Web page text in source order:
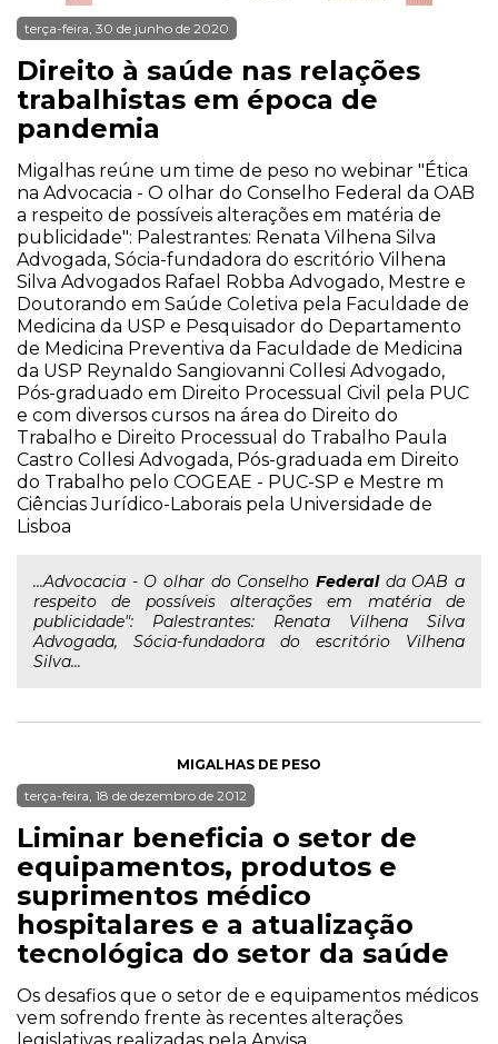
terça-feira, 30 de junho de 2020
Direito à saúde nas relações
trabalhistas em época de
pandemia
Migalhas reúne um time de peso no webinar "Ética
na Advocacia - O olhar do Conselho Federal da OAB
a respeito de possíveis alterações em matéria de
publicidade": Palestrantes: Renata Vilhena Silva
Advogada, Sócia-fundadora do escritório Vilhena
Silva Advogados Rafael Robba Advogado, Mestre e
Doutorando em Saúde Coletiva pela Faculdade de
Medicina da USP e Pesquisador do Departamento
de Medicina Preventiva da Faculdade de Medicina
da USP Reynaldo Sangiovanni Collesi Advogado,
Pós-graduado em Direito Processual Civil pela PUC
e com diversos cursos na área do Direito do
Trabalho e Direito Processual do Trabalho Paula
Castro Collesi Advogada, Pós-graduada em Direito
do Trabalho pelo COGEAE - PUC-SP e Mestre m
Ciências Jurídico-Laborais pela Universidade de
Lisboa
...Advocacia - O olhar do Conselho Federalda OAB a
respeito de possíveis alterações em matéria de
publicidade": Palestrantes: Renata Vilhena Silva
Advogada, Sócia-fundadora do escritório Vilhena
Silva...
MIGALHAS DE PESO
terça-feira, 18 de dezembro de 2012
Liminar beneficia o setor de
equipamentos, produtos e
suprimentos médico
hospitalares e a atualização
tecnológica do setor da saúde
Os desafios que o setor de e equipamentos médicos
vem sofrendo frente às recentes alterações